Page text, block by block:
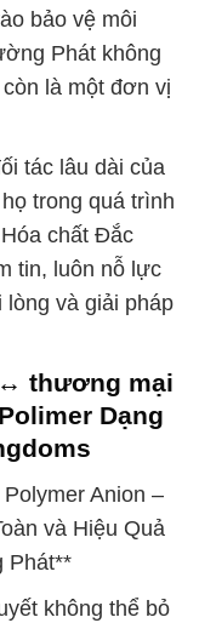
bảo vệ môi
Phát không
là một đơn vị
tác lâu dài của
trong quá trình
chất Đắc
tin, luôn nỗ lực
và giải pháp
thương mại
Dạng
Anion –
và Hiệu Quả
Phát**
không thể bỏ